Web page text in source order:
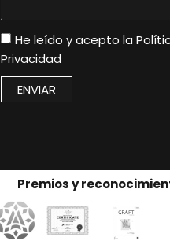
He leído y acepto la
Privacidad
ENVIAR
Premios y